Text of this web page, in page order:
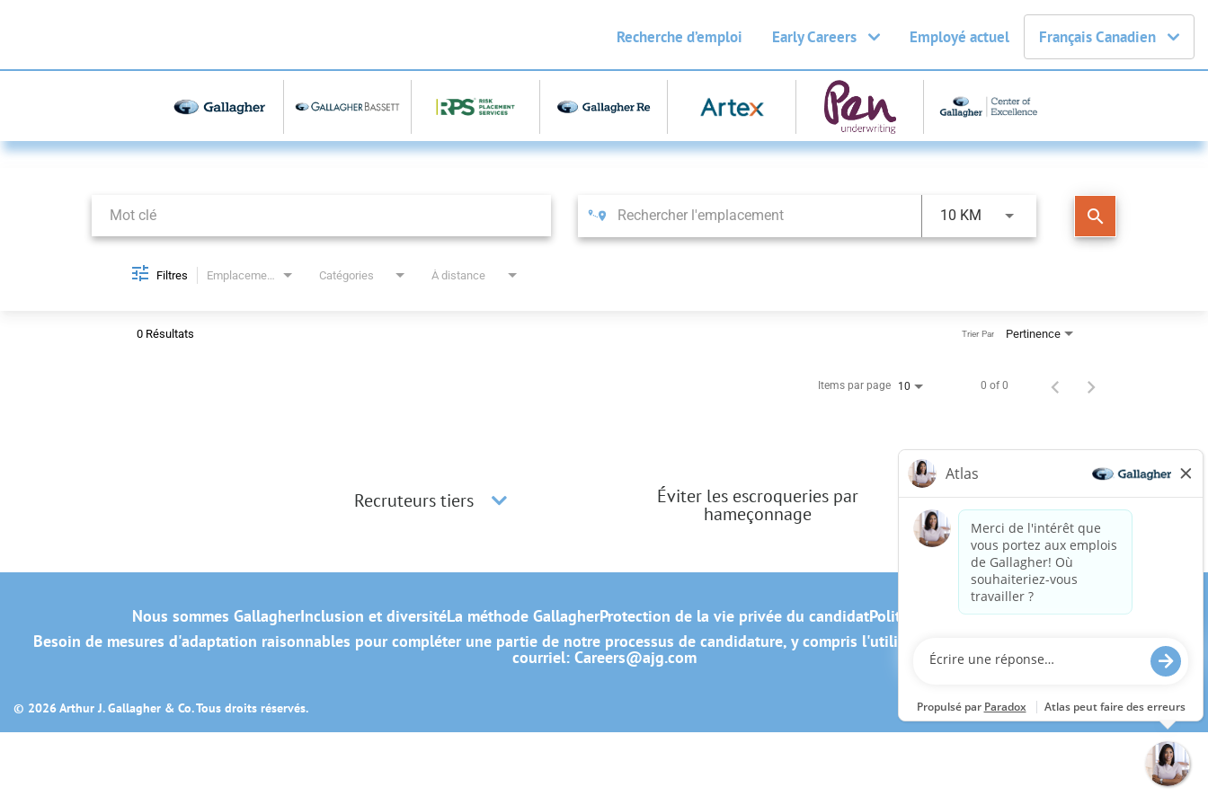
Recherche d’emploi Early Careers Employé actuel Français Canadien
Job Search Page
10 KM search
Filtres Emplacements Catégories À distance
0 Résultats Pertinence
Trier Par
Items par page 10 0 of 0
Recruteurs tiers Éviter les escroqueries par
hameçonnage
Nous sommes GallagherInclusion et diversitéLa méthode GallagherProtection de la vie privée du candidatPolitique relative aux témoins
Besoin de mesures d'adaptation raisonnables pour compléter une partie de notre processus de candidature, y compris l'utilisation de ce site web? Envoyez-nous un
courriel: Careers@ajg.com
© 2026 Arthur J. Gallagher & Co. Tous droits réservés.